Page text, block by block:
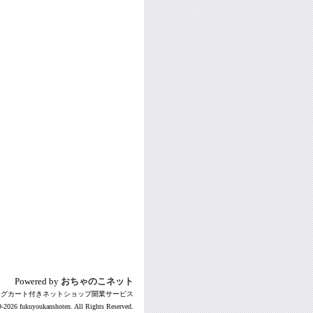
Powered by おちゃのこネット
カート付きネットショップ開業サービス
2026 fukuyoukanshoten. All Rights Reserved.